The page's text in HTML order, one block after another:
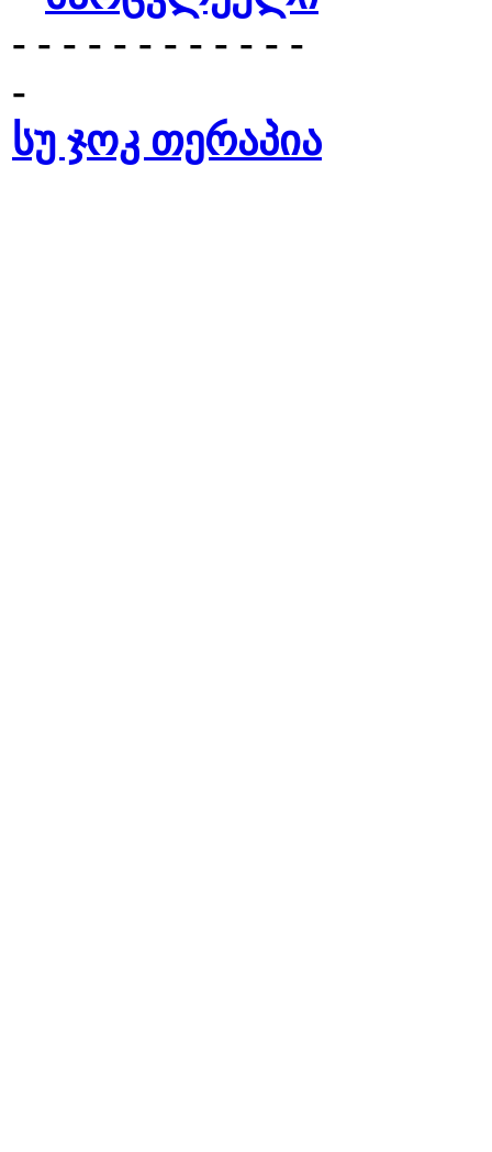
- - - - - - - - - - - -
-
სუ ჯოკ თერაპია